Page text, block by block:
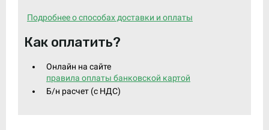
Подробнее о способах доставки и оплаты
Как оплатить?
Онлайн на сайте
правила оплаты банковской картой
Б/н расчет (c НДС)